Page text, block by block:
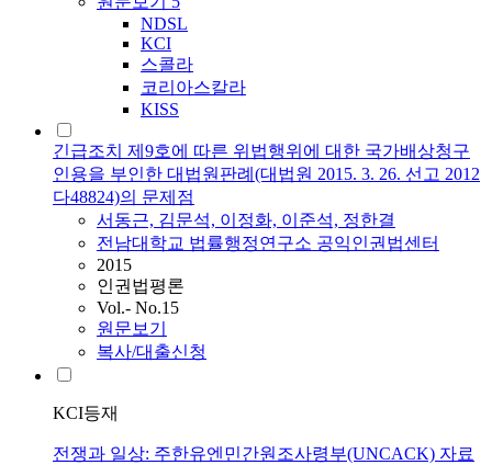
NDSL
KCI
스콜라
코리아스칼라
KISS
긴급조치 제9호에 따른 위법행위에 대한 국가배상청구
인용을 부인한 대법원판례(대법원 2015. 3. 26. 선고 2012
다48824)의 문제점
서동근, 김문석, 이정화, 이준석, 정한결
전남대학교 법률행정연구소 공익인권법센터
2015
인권법평론
Vol.- No.15
원문보기
복사/대출신청
KCI등재
전쟁과 일상: 주한유엔민간원조사령부(UNCACK) 자료